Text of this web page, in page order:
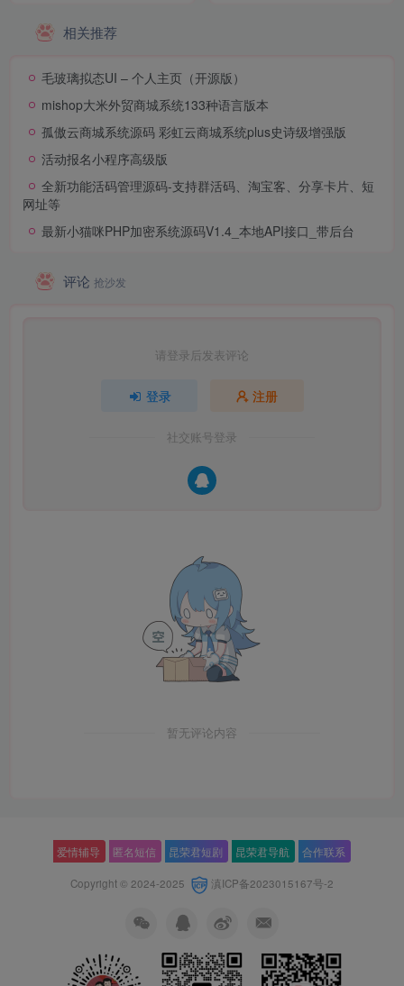
相关推荐
毛玻璃拟态UI – 个人主页（开源版）
mishop大米外贸商城系统133种语言版本
孤傲云商城系统源码 彩虹云商城系统plus史诗级增强版
活动报名小程序高级版
全新功能活码管理源码-支持群活码、淘宝客、分享卡片、短
网址等
最新小猫咪PHP加密系统源码V1.4_本地API接口_带后台
评论 抢沙发
请登录后发表评论
登录 注册
社交账号登录
暂无评论内容
爱情辅导 匿名短信 昆荣君短剧 昆荣君导航 合作联系
Copyright © 2024-2025 滇ICP备2023015167号-2